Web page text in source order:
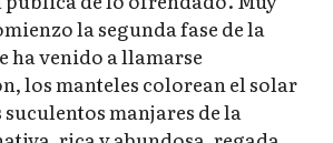
la segunda fase de la
ha venido a llamarse
los manteles colorean el solar
manjares de la